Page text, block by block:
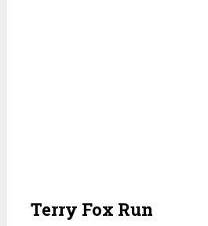
Terry Fox Run